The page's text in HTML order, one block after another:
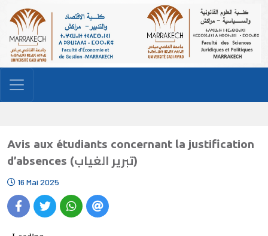
Avis aux étudiants concernant la justification
d’absences (تبرير الغياب)
16 Mai 2025